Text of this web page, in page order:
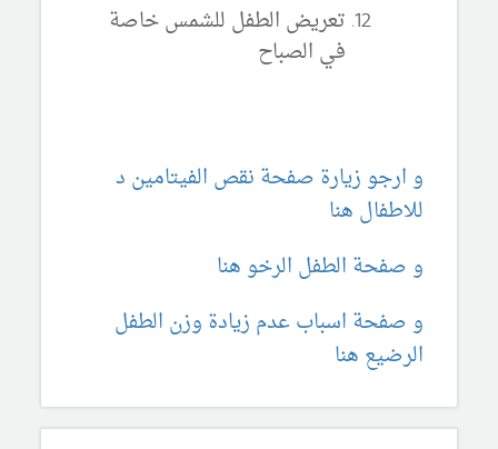
تعريض الطفل للشمس خاصة
في الصباح
و ارجو زيارة صفحة نقص الفيتامين د
للاطفال هنا
و صفحة الطفل الرخو هنا
و صفحة اسباب عدم زيادة وزن الطفل
الرضيع هنا